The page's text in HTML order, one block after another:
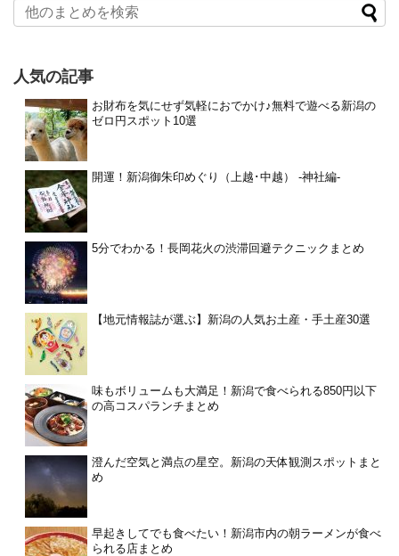
人気の記事
お財布を気にせず気軽におでかけ♪無料で遊べる新潟の
ゼロ円スポット10選
開運！新潟御朱印めぐり（上越･中越） -神社編-
5分でわかる！長岡花火の渋滞回避テクニックまとめ
【地元情報誌が選ぶ】新潟の人気お土産・手土産30選
味もボリュームも大満足！新潟で食べられる850円以下
の高コスパランチまとめ
澄んだ空気と満点の星空。新潟の天体観測スポットまと
め
早起きしてでも食べたい！新潟市内の朝ラーメンが食べ
られる店まとめ